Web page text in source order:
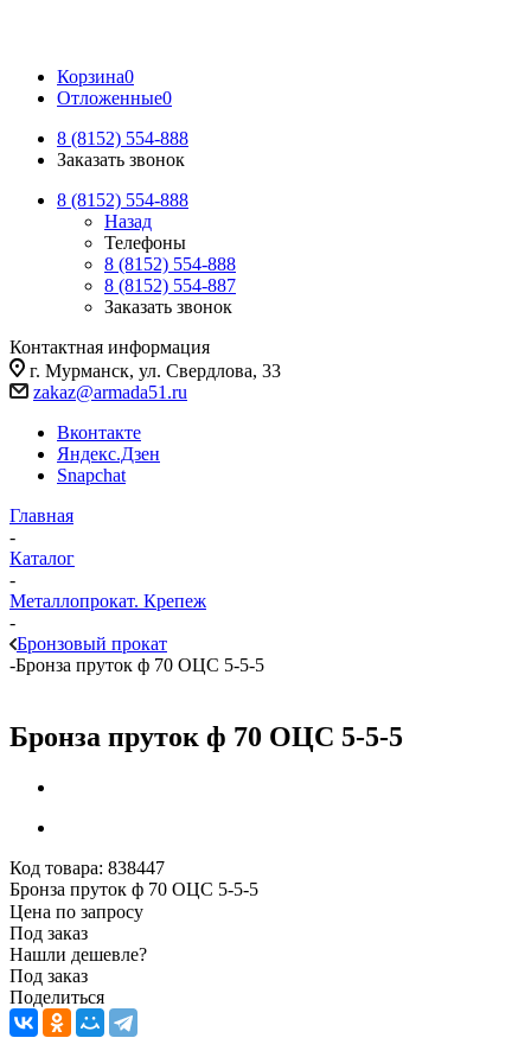
Корзина0
Отложенные0
8 (8152) 554-888
Заказать звонок
8 (8152) 554-888
Назад
Телефоны
8 (8152) 554-888
8 (8152) 554-887
Заказать звонок
Контактная информация
г. Мурманск, ул. Свердлова, 33
zakaz@armada51.ru
Вконтакте
Яндекс.Дзен
Snapchat
Главная
-
Каталог
-
Металлопрокат. Крепеж
-
Бронзовый прокат
-Бронза пруток ф 70 ОЦС 5-5-5
Бронза пруток ф 70 ОЦС 5-5-5
Код товара: 838447
Бронза пруток ф 70 ОЦС 5-5-5
Цена по запросу
Под заказ
Нашли дешевле?
Под заказ
Поделиться